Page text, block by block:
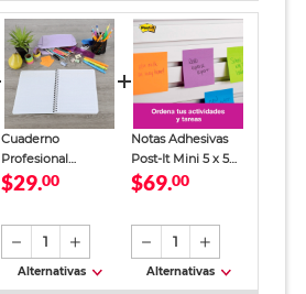
Cuaderno
Profesional
SkyBook Go Plus
$29.00
1
Alternativas
Notas Adhesivas
Post-It Mini 5 x 5
cm
$69.00
1
Alternativas